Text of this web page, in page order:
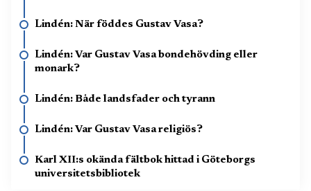
Lindén: När föddes Gustav Vasa?
Lindén: Var Gustav Vasa bondehövding eller
monark?
Lindén: Både landsfader och tyrann
Lindén: Var Gustav Vasa religiös?
Karl XII:s okända fältbok hittad i Göteborgs
universitetsbibliotek